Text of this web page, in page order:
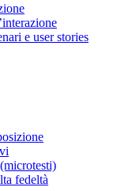
e user stories
fedeltà